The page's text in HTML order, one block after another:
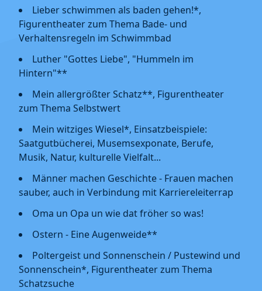
Lieber schwimmen als baden gehen!*,
Figurentheater zum Thema Bade- und
Verhaltensregeln im Schwimmbad
Luther "Gottes Liebe", "Hummeln im
Hintern"**
Mein allergrößter Schatz**, Figurentheater
zum Thema Selbstwert
Mein witziges Wiesel*, Einsatzbeispiele:
Saatgutbücherei, Musemsexponate, Berufe,
Musik, Natur, kulturelle Vielfalt...
Männer machen Geschichte - Frauen machen
sauber, auch in Verbindung mit Karriereleiterrap
Oma un Opa un wie dat fröher so was!
Ostern - Eine Augenweide**
Poltergeist und Sonnenschein / Pustewind und
Sonnenschein*, Figurentheater zum Thema
Schatzsuche